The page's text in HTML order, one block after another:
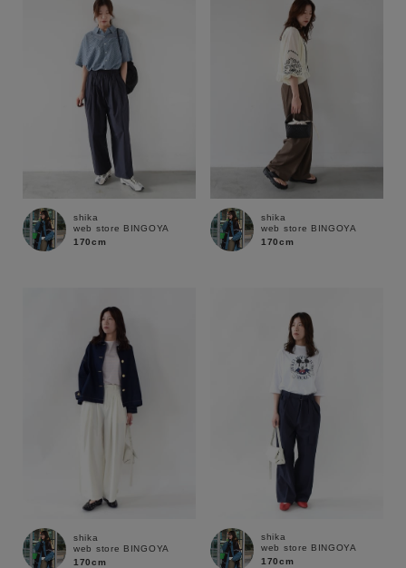
shika
web store BINGOYA
170cm
shika
web store BINGOYA
170cm
shika
web store BINGOYA
170cm
shika
web store BINGOYA
170cm